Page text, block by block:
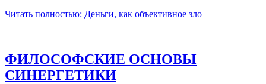
Читать полностью: Деньги, как объективное зло
ФИЛОСОФСКИЕ ОСНОВЫ
СИНЕРГЕТИКИ